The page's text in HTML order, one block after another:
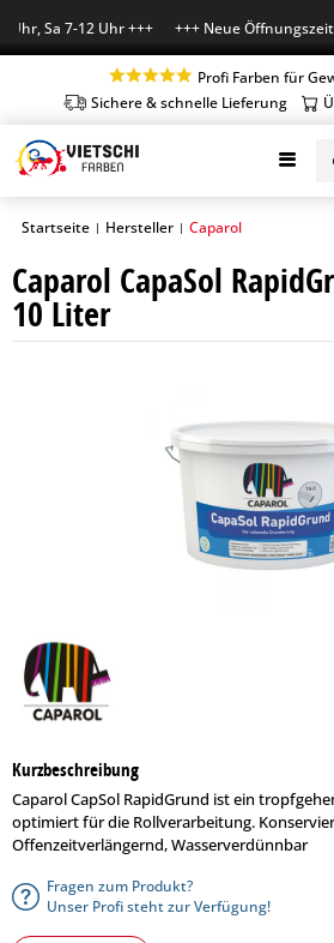
Sa 7-12 Uhr +++ +++ Neue
Profi Farben für
Sichere & schnelle Lieferung
Startseite | Hersteller | Caparol
Caparol CapaSol
10 Liter
Kurzbeschreibung
Caparol CapSol RapidGrund ist ein
optimiert für die Rollverarbeitung.
Offenzeitverlängernd, Wasserverdünnbar
Fragen zum Produkt?
Unser Profi steht zur Verfügung!